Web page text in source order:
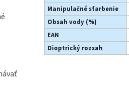
Manipulačné sfarbenie
Obsah vody (%)
EAN
Dioptrický rozsah